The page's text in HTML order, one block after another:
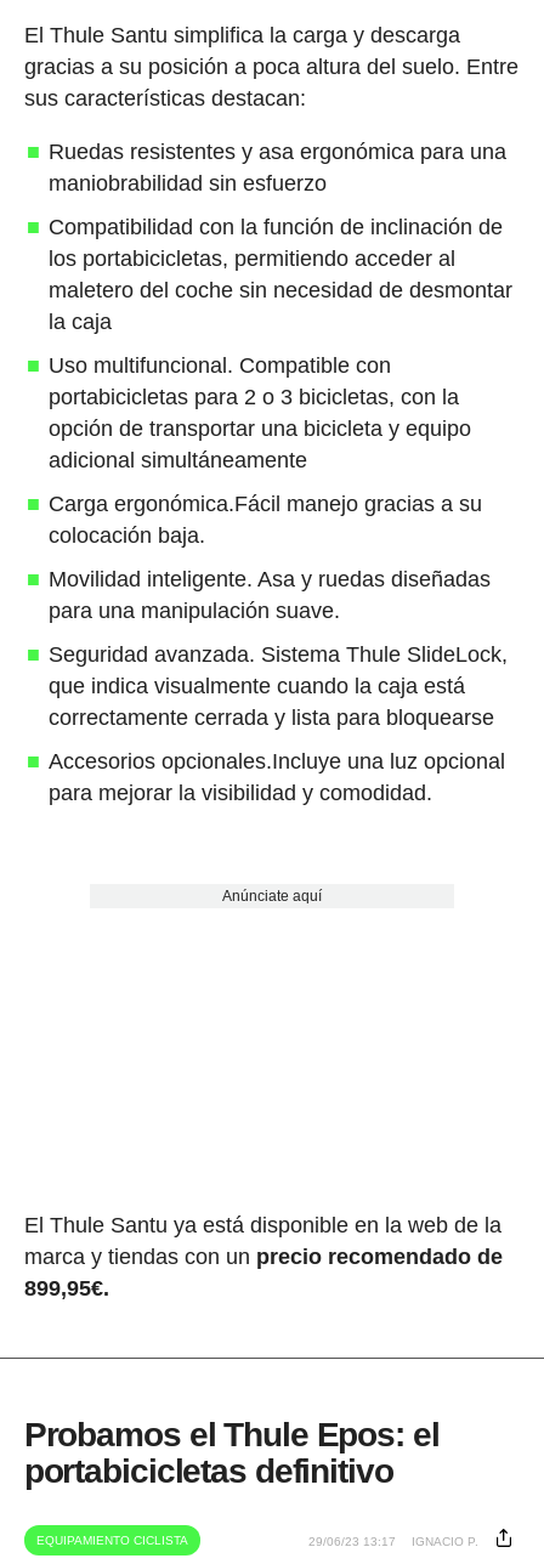
El Thule Santu simplifica la carga y descarga
gracias a su posición a poca altura del suelo. Entre
sus características destacan:
Ruedas resistentes y asa ergonómica para una
maniobrabilidad sin esfuerzo
Compatibilidad con la función de inclinación de
los portabicicletas, permitiendo acceder al
maletero del coche sin necesidad de desmontar
la caja
Uso multifuncional. Compatible con
portabicicletas para 2 o 3 bicicletas, con la
opción de transportar una bicicleta y equipo
adicional simultáneamente
Carga ergonómica.Fácil manejo gracias a su
colocación baja.
Movilidad inteligente. Asa y ruedas diseñadas
para una manipulación suave.
Seguridad avanzada. Sistema Thule SlideLock,
que indica visualmente cuando la caja está
correctamente cerrada y lista para bloquearse
Accesorios opcionales.Incluye una luz opcional
para mejorar la visibilidad y comodidad.
Anúnciate aquí
El Thule Santu ya está disponible en la web de la
marca y tiendas con un precio recomendado de
899,95€.
Probamos el Thule Epos: el
portabicicletas definitivo
EQUIPAMIENTO CICLISTA 29/06/23 13:17 IGNACIO P.